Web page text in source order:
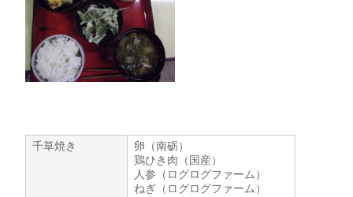
千草焼き
卵（南砺）
鶏ひき肉（国産）
人参（ログログファーム）
ねぎ（ログログファーム）